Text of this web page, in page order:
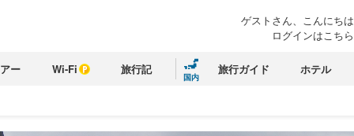
ゲストさん、こんにちは
ログインはこちら
ー Wi-Fi 旅行記
国内
旅行ガイド ホテル